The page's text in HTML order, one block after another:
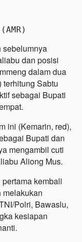
sebelumnya
dan posisi
dalam dua
Sabtu
sebagai Bupati
ini (Kemarin, red),
Bupati dan
mengambil cuti
Aliong Mus.
kembali
melakukan
Polri, Bawaslu,
kesiapan